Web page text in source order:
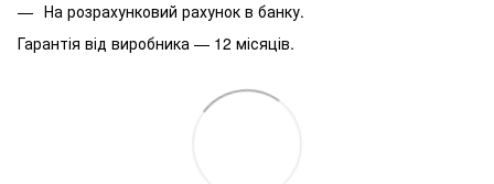
На розрахунковий рахунок в банку.
Гарантія від виробника — 12 місяців.